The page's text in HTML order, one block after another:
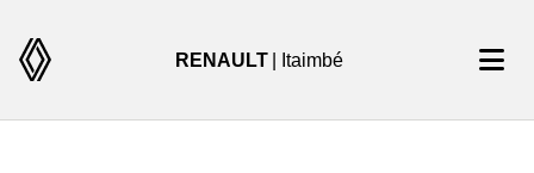
RENAULT | Itaimbé